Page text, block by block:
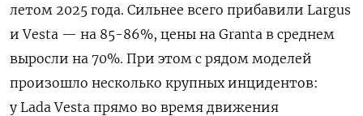
летом 2025 года. Сильнее всего прибавили Largus
и Vesta — на 85-86%, цены на Granta в среднем
выросли на 70%. При этом с рядом моделей
произошло несколько крупных инцидентов:
у Lada Vesta прямо во время движения